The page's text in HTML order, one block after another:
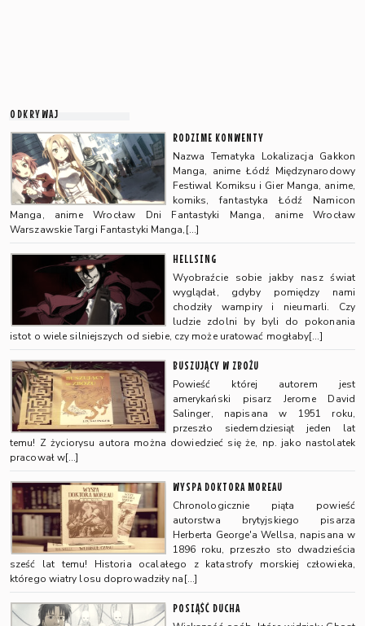
ODKRYWAJ
RODZIME KONWENTY
Nazwa Tematyka Lokalizacja Gakkon
Manga, anime Łódź Międzynarodowy
Festiwal Komiksu i Gier Manga, anime,
komiks, fantastyka Łódź Namicon
Manga, anime Wrocław Dni Fantastyki Manga, anime Wrocław
Warszawskie Targi Fantastyki Manga,[…]
HELLSING
Wyobraźcie sobie jakby nasz świat
wyglądał, gdyby pomiędzy nami
chodziły wampiry i nieumarli. Czy
ludzie zdolni by byli do pokonania
istot o wiele silniejszych od siebie, czy może uratować mogłaby[…]
BUSZUJĄCY W ZBOŻU
Powieść której autorem jest
amerykański pisarz Jerome David
Salinger, napisana w 1951 roku,
przeszło siedemdziesiąt jeden lat
temu! Z życiorysu autora można dowiedzieć się że, np. jako nastolatek
pracował w[…]
WYSPA DOKTORA MOREAU
Chronologicznie piąta powieść
autorstwa brytyjskiego pisarza
Herberta George'a Wellsa, napisana w
1896 roku, przeszło sto dwadzieścia
sześć lat temu! Historia ocalałego z katastrofy morskiej człowieka,
którego wiatry losu doprowadziły na[…]
POSIĄŚĆ DUCHA